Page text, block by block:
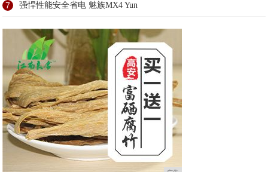
7 强悍性能安全省电 魅族MX4 Yun